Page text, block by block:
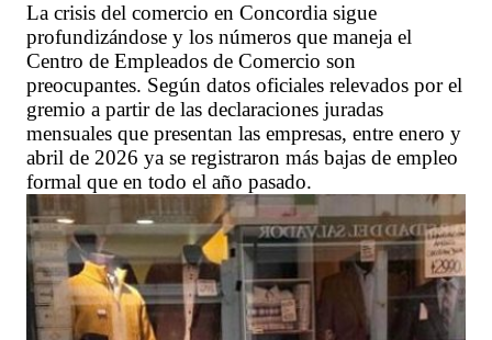
La crisis del comercio en Concordia sigue
profundizándose y los números que maneja el
Centro de Empleados de Comercio son
preocupantes. Según datos oficiales relevados por el
gremio a partir de las declaraciones juradas
mensuales que presentan las empresas, entre enero y
abril de 2026 ya se registraron más bajas de empleo
formal que en todo el año pasado.